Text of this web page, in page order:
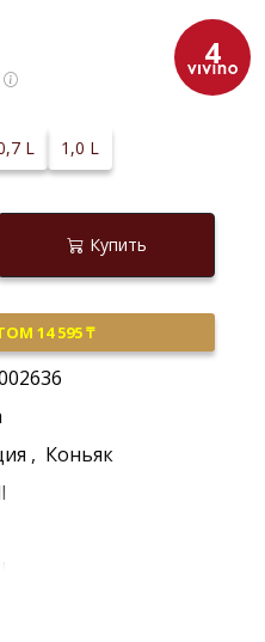
4
L 1,0 L
Купить
14 595 ₸
, Коньяк